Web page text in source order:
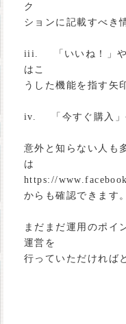
ク
ションに記載すべき
iii. 「いいね！」や
はこ
うした機能を指す矢
iv. 「今すぐ購入」
意外と知らない人も
は
https://
からも確認できます
まだまだ運用のポイ
運営を
行っていただければ